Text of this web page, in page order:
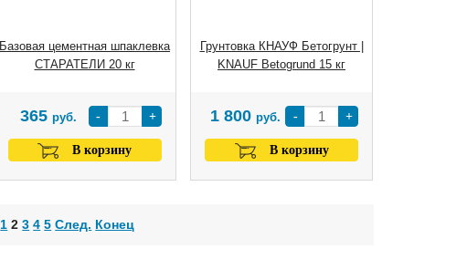
Базовая цементная шпаклевка
СТАРАТЕЛИ 20 кг
- +
365 руб.
В корзину
Грунтовка КНАУФ Бетогрунт |
KNAUF Betogrund 15 кг
- +
1 800 руб.
В корзину
1 23 4 5 След. Конец